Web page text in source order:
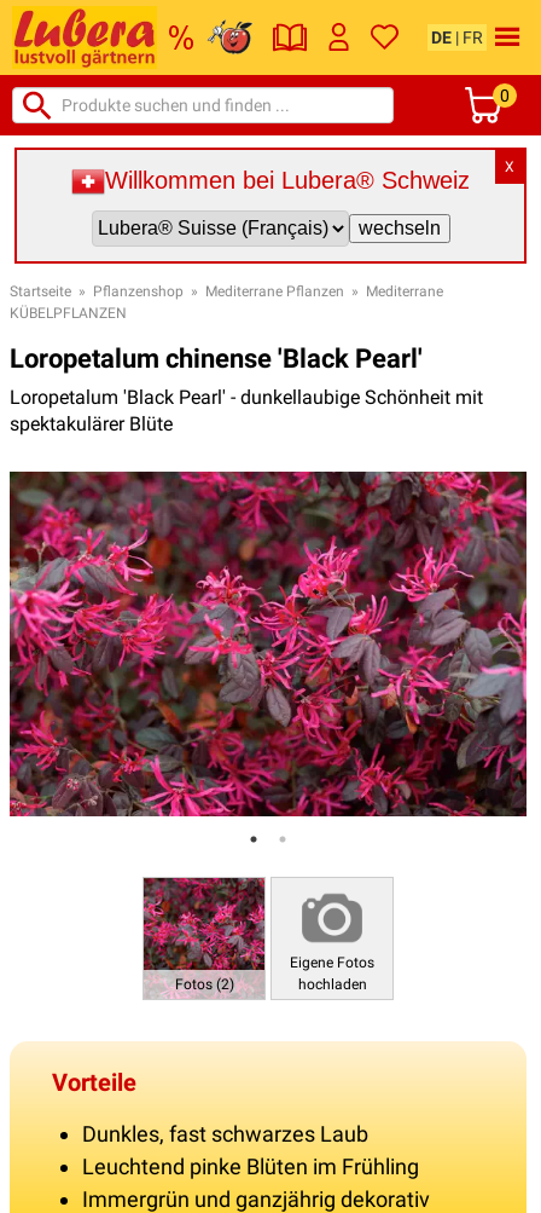
DE | FR
0
X
Willkommen bei Lubera® Schweiz
Startseite » Pflanzenshop » Mediterrane Pflanzen » Mediterrane
KÜBELPFLANZEN
Loropetalum chinense 'Black Pearl'
Loropetalum 'Black Pearl' - dunkellaubige Schönheit mit
spektakulärer Blüte
Fotos (2)
Eigene Fotos
hochladen
Vorteile
Dunkles, fast schwarzes Laub
Leuchtend pinke Blüten im Frühling
Immergrün und ganzjährig dekorativ